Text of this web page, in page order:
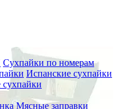
Сухпайки по номерам
Испанские сухпайки
Мясные заправки